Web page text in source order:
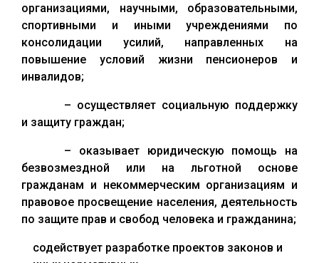
организациями, научными, образовательными,
спортивными и иными учреждениями по
консолидации усилий, направленных на
повышение условий жизни пенсионеров и
инвалидов;
– осуществляет социальную поддержку
и защиту граждан;
– оказывает юридическую помощь на
безвозмездной или на льготной основе
гражданам и некоммерческим организациям и
правовое просвещение населения, деятельность
по защите прав и свобод человека и гражданина;
содействует разработке проектов законов и